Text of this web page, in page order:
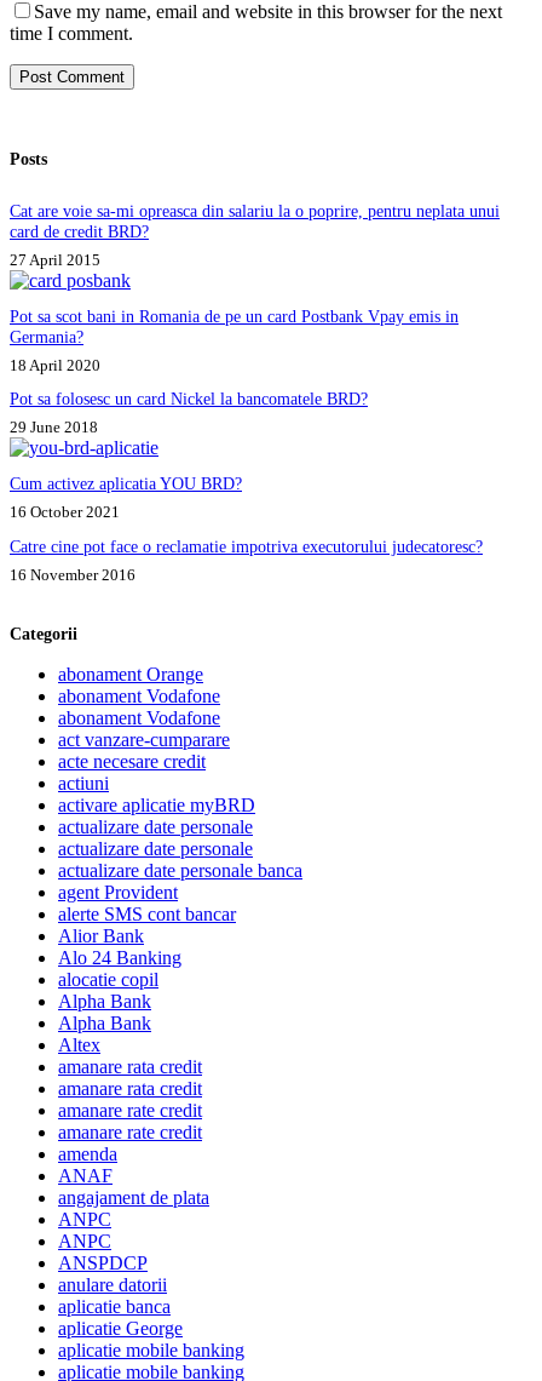
Save my name, email and website in this browser for the next
time I comment.
Post Comment
Posts
Cat are voie sa-mi opreasca din salariu la o poprire, pentru neplata unui
card de credit BRD?
27 April 2015
Pot sa scot bani in Romania de pe un card Postbank Vpay emis in
Germania?
18 April 2020
Pot sa folosesc un card Nickel la bancomatele BRD?
29 June 2018
Cum activez aplicatia YOU BRD?
16 October 2021
Catre cine pot face o reclamatie impotriva executorului judecatoresc?
16 November 2016
Categorii
abonament Orange
abonament Vodafone
abonament Vodafone
act vanzare-cumparare
acte necesare credit
actiuni
activare aplicatie myBRD
actualizare date personale
actualizare date personale
actualizare date personale banca
agent Provident
alerte SMS cont bancar
Alior Bank
Alo 24 Banking
alocatie copil
Alpha Bank
Alpha Bank
Altex
amanare rata credit
amanare rata credit
amanare rate credit
amanare rate credit
amenda
ANAF
angajament de plata
ANPC
ANPC
ANSPDCP
anulare datorii
aplicatie banca
aplicatie George
aplicatie mobile banking
aplicatie mobile banking